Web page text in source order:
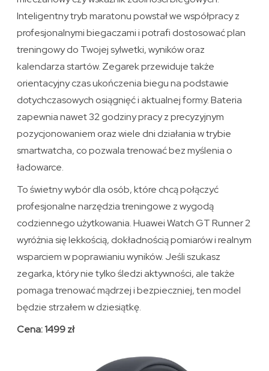
Inteligentny tryb maratonu powstał we współpracy z
profesjonalnymi biegaczami i potrafi dostosować plan
treningowy do Twojej sylwetki, wyników oraz
kalendarza startów. Zegarek przewiduje także
orientacyjny czas ukończenia biegu na podstawie
dotychczasowych osiągnięć i aktualnej formy. Bateria
zapewnia nawet 32 godziny pracy z precyzyjnym
pozycjonowaniem oraz wiele dni działania w trybie
smartwatcha, co pozwala trenować bez myślenia o
ładowarce.
To świetny wybór dla osób, które chcą połączyć
profesjonalne narzędzia treningowe z wygodą
codziennego użytkowania. Huawei Watch GT Runner 2
wyróżnia się lekkością, dokładnością pomiarów i realnym
wsparciem w poprawianiu wyników. Jeśli szukasz
zegarka, który nie tylko śledzi aktywności, ale także
pomaga trenować mądrzej i bezpieczniej, ten model
będzie strzałem w dziesiątkę.
Cena: 1499 zł